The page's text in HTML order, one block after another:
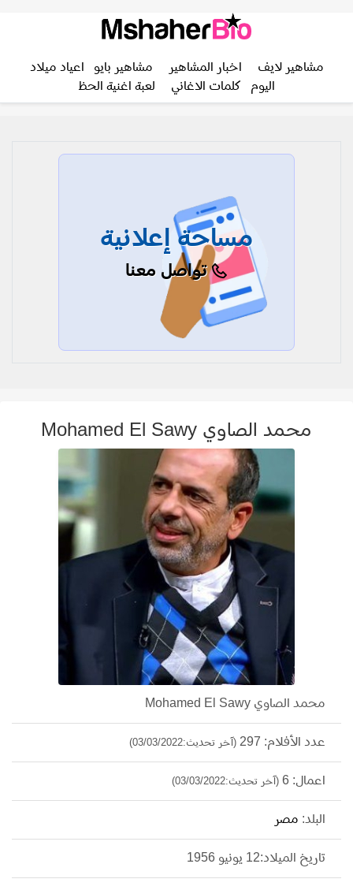
مشاهير لايف اخبار المشاهير مشاهير بايو
اعياد ميلاد
اليوم
كلمات الاغاني لعبة اغنية الحظ
مساحة إعلانية
تواصل معنا
محمد الصاوي Mohamed El Sawy
محمد الصاوي Mohamed El Sawy
عدد الأفلام: 297 (آخر تحديث:03/03/2022)
اعمال: 6 (آخر تحديث:03/03/2022)
البلد: مصر
تاريخ الميلاد:12 يونيو 1956